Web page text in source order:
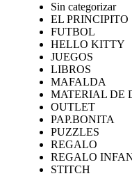
Sin categorizar
EL PRINCIPITO
FUTBOL
HELLO KITTY
JUEGOS
LIBROS
MAFALDA
MATERIAL DE
OUTLET
PAP.BONITA
PUZZLES
REGALO
REGALO
STITCH